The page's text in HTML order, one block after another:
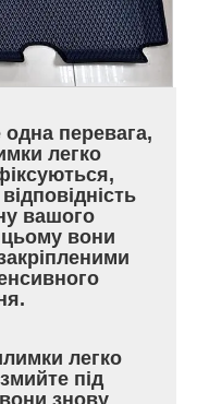
перевага,
легко
вашого
вони
легко
під